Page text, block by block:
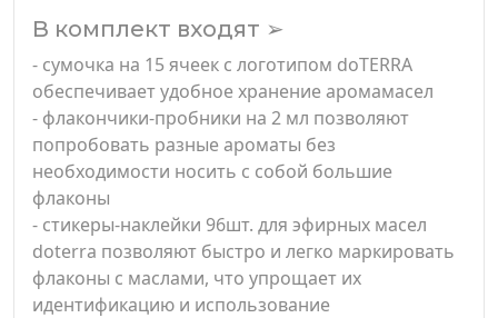
В комплект входят ➢
- сумочка на 15 ячеек с логотипом doTERRA
обеспечивает удобное хранение аромамасел
- флакончики-пробники на 2 мл позволяют
попробовать разные ароматы без
необходимости носить с собой большие
флаконы
- стикеры-наклейки 96шт. для эфирных масел
doterra позволяют быстро и легко маркировать
флаконы с маслами, что упрощает их
идентификацию и использование